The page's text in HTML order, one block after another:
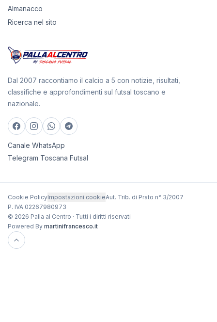
Almanacco
Ricerca nel sito
Dal 2007 raccontiamo il calcio a 5 con notizie, risultati,
classifiche e approfondimenti sul futsal toscano e
nazionale.
Canale WhatsApp
Telegram Toscana Futsal
Cookie PolicyImpostazioni cookieAut. Trib. di Prato n° 3/2007
P. IVA 02267980973
© 2026 Palla al Centro · Tutti i diritti riservati
Powered By martinifrancesco.it